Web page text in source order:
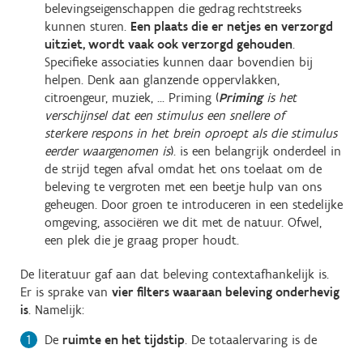
belevingseigenschappen die gedrag rechtstreeks
kunnen sturen. Een plaats die er netjes en verzorgd
uitziet, wordt vaak ook verzorgd gehouden.
Specifieke associaties kunnen daar bovendien bij
helpen. Denk aan glanzende oppervlakken,
citroengeur, muziek, ... Priming (Primingis het
verschijnsel dat een stimulus een snellere of
sterkere respons in het brein oproept als die stimulus
eerder waargenomen is). is een belangrijk onderdeel in
de strijd tegen afval omdat het ons toelaat om de
beleving te vergroten met een beetje hulp van ons
geheugen. Door groen te introduceren in een stedelijke
omgeving, associëren we dit met de natuur. Ofwel,
een plek die je graag proper houdt.
De literatuur gaf aan dat beleving contextafhankelijk is.
Er is sprake van vier filters waaraan beleving onderhevig
is. Namelijk:
De ruimte en het tijdstip. De totaalervaring is de